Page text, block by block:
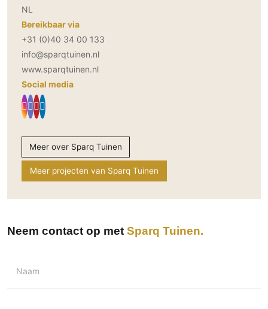
NL
Bereikbaar via
+31 (0)40 34 00 133
info@sparqtuinen.nl
www.sparqtuinen.nl
Social media
Meer over Sparq Tuinen
Meer projecten van Sparq Tuinen
Neem contact op met Sparq Tuinen
Naam